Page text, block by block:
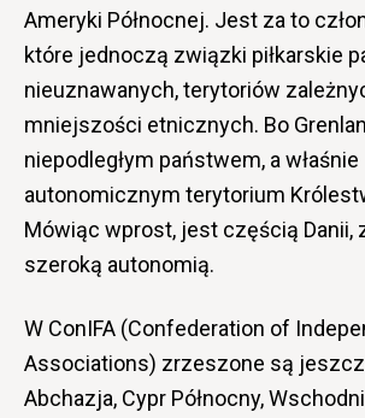
Ameryki Północnej. Jest za to
które jednoczą związki piłkarskie
nieuznawanych, terytoriów
mniejszości etnicznych. Bo
niepodległym państwem, a właśnie
autonomicznym terytorium
Mówiąc wprost, jest częścią Danii,
szeroką autonomią.
W ConIFA (Confederation of
Associations) zrzeszone są
Abchazja, Cypr Północny,